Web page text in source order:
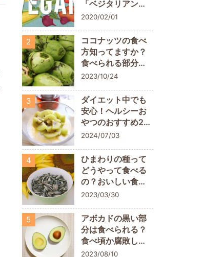
「ベジタリアン」
の違い！
2020/02/01
ココナッツの食べ
方知ってますか？
食べられる部分に
ついておさらいし
2023/10/24
2
ダイエット中でも
安心！ヘルシーお
やつのおすすめ20
商品
2024/07/03
3
ひまわりの種って
どうやって食べる
の？おいしい食べ
方や栄養素を解説
2023/03/30
4
アボカドの黒い部
分は食べられる？
食べ頃か腐敗して
いるかの判断ポイ
2023/08/10
5